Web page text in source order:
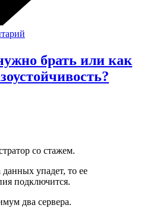
брать или как
со стажем.
данных упадет, то ее
подключится.
два сервера.